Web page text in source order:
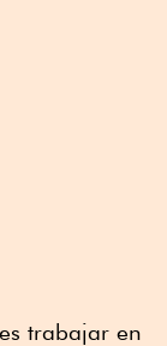
trabajar en